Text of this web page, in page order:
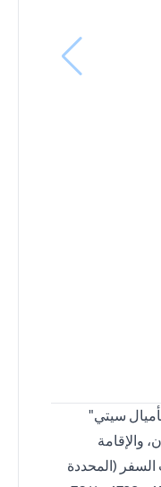
سيتي"
والإقامة
(المحددة